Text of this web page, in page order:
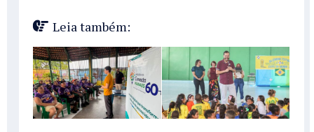
Leia também: